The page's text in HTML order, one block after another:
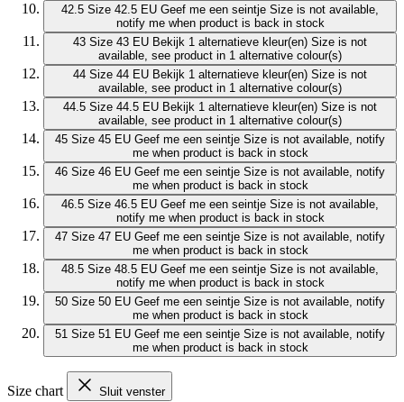
42.5 Size 42.5 EU Geef me een seintje Size is not available,
notify me when product is back in stock
43 Size 43 EU Bekijk 1 alternatieve kleur(en) Size is not
available, see product in 1 alternative colour(s)
44 Size 44 EU Bekijk 1 alternatieve kleur(en) Size is not
available, see product in 1 alternative colour(s)
44.5 Size 44.5 EU Bekijk 1 alternatieve kleur(en) Size is not
available, see product in 1 alternative colour(s)
45 Size 45 EU Geef me een seintje Size is not available, notify
me when product is back in stock
46 Size 46 EU Geef me een seintje Size is not available, notify
me when product is back in stock
46.5 Size 46.5 EU Geef me een seintje Size is not available,
notify me when product is back in stock
47 Size 47 EU Geef me een seintje Size is not available, notify
me when product is back in stock
48.5 Size 48.5 EU Geef me een seintje Size is not available,
notify me when product is back in stock
50 Size 50 EU Geef me een seintje Size is not available, notify
me when product is back in stock
51 Size 51 EU Geef me een seintje Size is not available, notify
me when product is back in stock
Size chart Sluit venster